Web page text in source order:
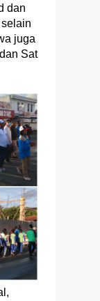
dan
juga
Sat